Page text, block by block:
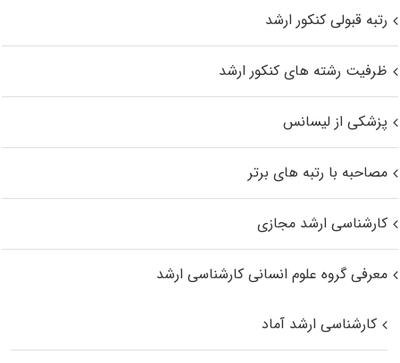
رتبه قبولی کنکور ارشد
ظرفیت رشته های کنکور ارشد
پزشکی از لیسانس
مصاحبه با رتبه های برتر
کارشناسی ارشد مجازی
معرفی گروه علوم انسانی کارشناسی ارشد
کارشناسی ارشد آماد